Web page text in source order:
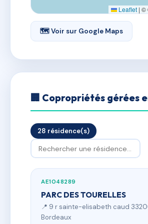
Leaflet | ©
🗺 Voir sur Google Maps
🏢 Copropriétés gérées
28 résidence(s)
AE1048289
PARC DES TOURELLES
📍 9 r sainte-elisabeth caud
Bordeaux